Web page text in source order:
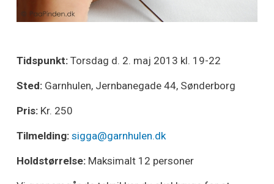
Tidspunkt: Torsdag d. 2. maj 2013 kl. 19-22
Sted: Garnhulen, Jernbanegade 44, Sønderborg
Pris: Kr. 250
Tilmelding: sigga@garnhulen.dk
Holdstørrelse: Maksimalt 12 personer